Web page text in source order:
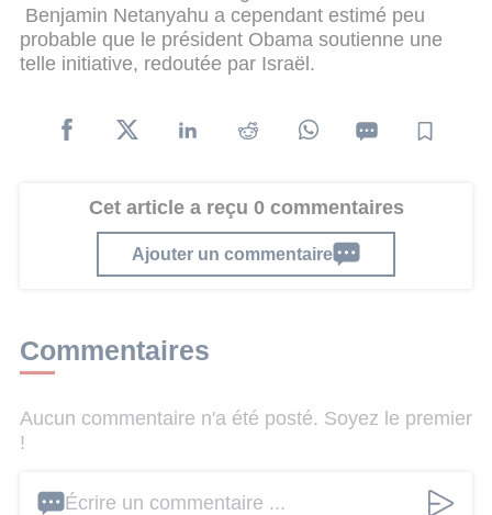
Benjamin Netanyahu a cependant estimé peu
probable que le président Obama soutienne une
telle initiative, redoutée par Israël.
Cet article a reçu 0 commentaires
Ajouter un commentaire
Commentaires
Aucun commentaire n'a été posté. Soyez le premier
!
Écrire un commentaire ...